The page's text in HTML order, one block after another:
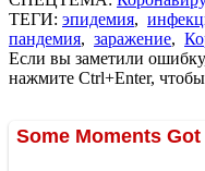
ТЕГИ: эпидемия,
пандемия, заражение,
Если вы заметили
нажмите Ctrl+Enter,